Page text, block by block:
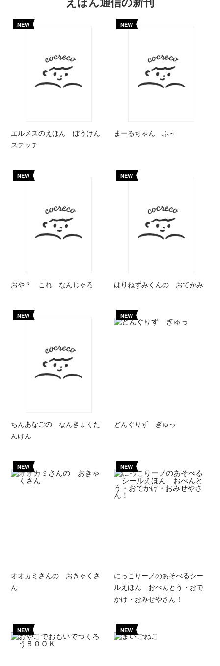
NEW
エルメスのえほん ぼうけん
ステッチ
NEW
まーるちゃん ふ～
NEW
おや？ これ なんじゃろ
NEW
はりねずみくんの おてがみ
NEW
ちんあなごの なんきょくた
んけん
NEW
どんぐりず ぎゅっ
NEW
オオカミさんの おきゃくさ
ん
NEW
にっこりーノのあそべるシー
ルえほん おべんとう・おで
かけ・おみせやさん！
NEW NEW